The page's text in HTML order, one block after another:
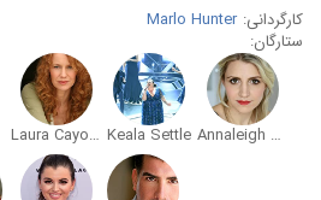
کارگردانی: Marlo Hunter
ستارگان:
Annaleigh Ashford
Keala Settle
Laura Cayouette